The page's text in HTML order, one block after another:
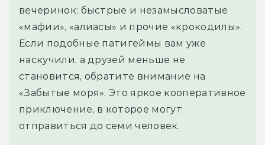
вечеринок: быстрые и незамысловатые
«мафии», «алиасы» и прочие «крокодилы».
Если подобные патигеймы вам уже
наскучили, а друзей меньше не
становится, обратите внимание на
«Забытые моря». Это яркое кооперативное
приключение, в которое могут
отправиться до семи человек.